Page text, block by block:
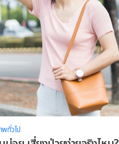
พทั่วไป